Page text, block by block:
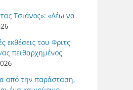
Τσιάνος»: «Λέω να
εκθέσεις του Φριτς
πειθαρχημένος
από την παράσταση,